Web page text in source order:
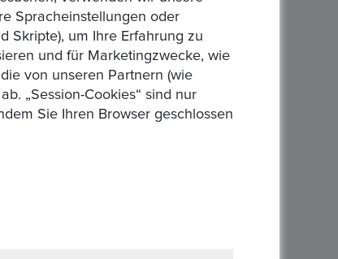
Spracheinstellungen oder
Skripte), um Ihre Erfahrung zu
und für Marketingzwecke, wie
von unseren Partnern (wie
„Session-Cookies“ sind nur
Sie Ihren Browser geschlossen